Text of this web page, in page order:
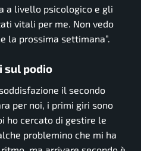
a livello psicologico e gli
vitali per me. Non vedo
la prossima settimana”.
sul podio
il secondo
per noi, i primi giri sono
ho cercato di gestire le
problemino che mi ha